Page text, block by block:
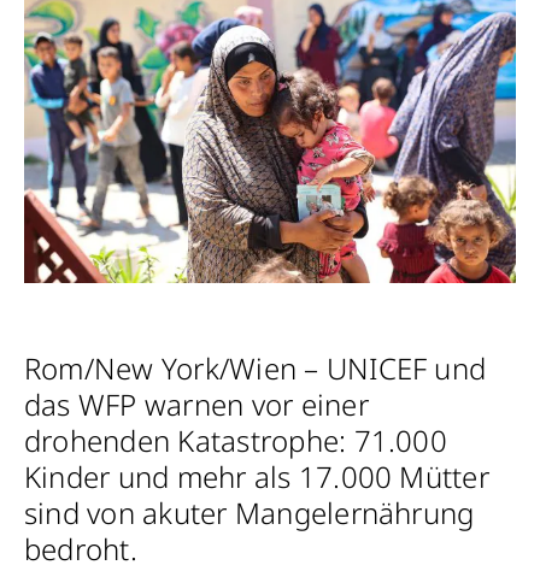
Rom/New York/Wien – UNICEF und
das WFP warnen vor einer
drohenden Katastrophe: 71.000
Kinder und mehr als 17.000 Mütter
sind von akuter Mangelernährung
bedroht.